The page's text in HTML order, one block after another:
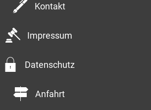
Kontakt
Impressum
Datenschutz
Anfahrt